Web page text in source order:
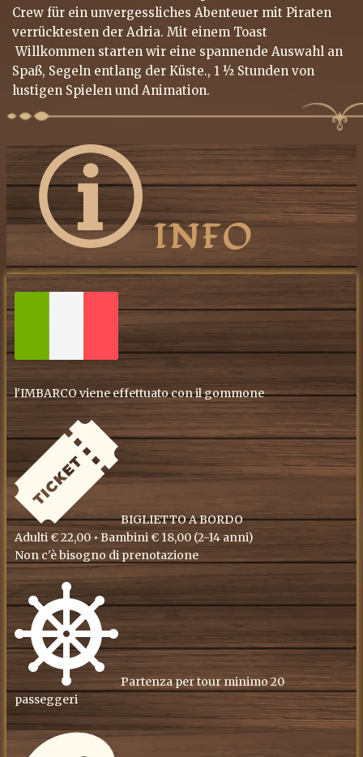
Crew für ein unvergessliches Abenteuer mit Piraten
verrücktesten der Adria. Mit einem Toast
Willkommen starten wir eine spannende Auswahl an
Spaß, Segeln entlang der Küste., 1 ½ Stunden von
lustigen Spielen und Animation.
INFO
l'IMBARCO viene effettuato con il gommone
BIGLIETTO A BORDO
Adulti € 22,00 • Bambini € 18,00 (2-14 anni)
Non c'è bisogno di prenotazione
Partenza per tour minimo 20
passeggeri